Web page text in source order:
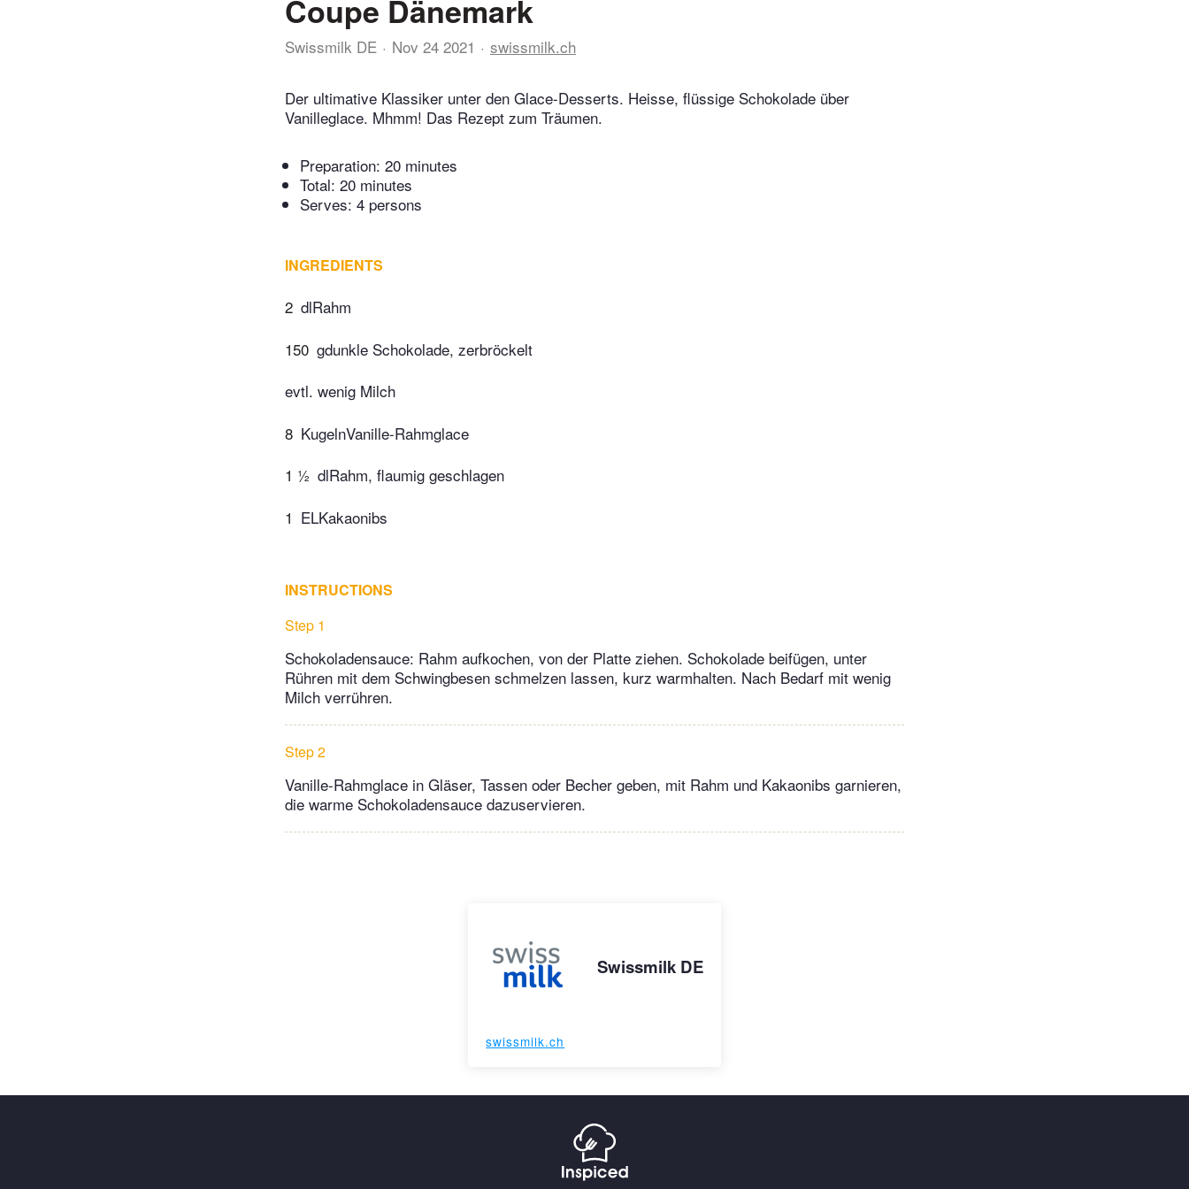
Coupe Dänemark
Swissmilk DE Nov 24 2021 swissmilk.ch
Der ultimative Klassiker unter den Glace-Desserts. Heisse, flüssige Schokolade über
Vanilleglace. Mhmm! Das Rezept zum Träumen.
Preparation: 20 minutes
Total: 20 minutes
Serves: 4 persons
INGREDIENTS
2 dlRahm
150 gdunkle Schokolade, zerbröckelt
evtl. wenig Milch
8 KugelnVanille-Rahmglace
1 ½ dlRahm, flaumig geschlagen
1 ELKakaonibs
INSTRUCTIONS
Step 1
Schokoladensauce: Rahm aufkochen, von der Platte ziehen. Schokolade beifügen, unter
Rühren mit dem Schwingbesen schmelzen lassen, kurz warmhalten. Nach Bedarf mit wenig
Milch verrühren.
Step 2
Vanille-Rahmglace in Gläser, Tassen oder Becher geben, mit Rahm und Kakaonibs garnieren,
die warme Schokoladensauce dazuservieren.
Swissmilk DE
swissmilk.ch